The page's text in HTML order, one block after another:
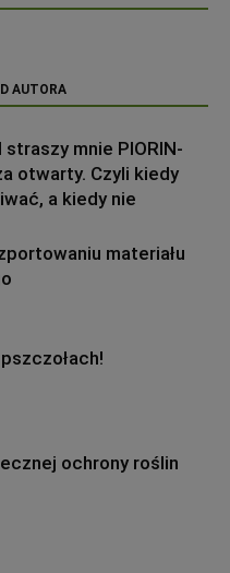
AUTORA
straszy mnie PIORIN-
otwarty. Czyli kiedy
a kiedy nie
materiału
ochrony roślin